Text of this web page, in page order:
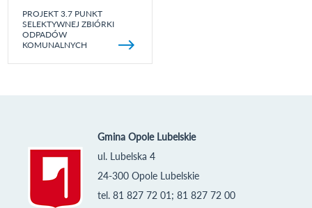
PROJEKT 3.7 PUNKT
SELEKTYWNEJ ZBIÓRKI
ODPADÓW
KOMUNALNYCH
Gmina Opole Lubelskie
ul. Lubelska 4
24-300 Opole Lubelskie
tel. 81 827 72 01; 81 827 72 00